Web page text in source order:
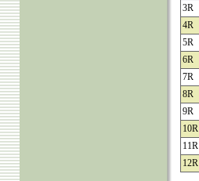
3R
4R
5R
6R
7R
8R
9R
10R
11R
12R